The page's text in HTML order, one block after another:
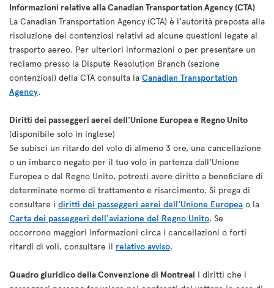
Informazioni relative alla Canadian Transportation Agency (CTA)
La Canadian Transportation Agency (CTA) è l'autorità preposta alla
risoluzione dei contenziosi relativi ad alcune questioni legate al
trasporto aereo. Per ulteriori informazioni o per presentare un
reclamo presso la Dispute Resolution Branch (sezione
contenziosi) della CTA consulta la Canadian Transportation
Agency.
Diritti dei passeggeri aerei dell'Unione Europea e Regno Unito
(disponibile solo in inglese)
Se subisci un ritardo del volo di almeno 3 ore, una cancellazione
o un imbarco negato per il tuo volo in partenza dall'Unione
Europea o dal Regno Unito, potresti avere diritto a beneficiare di
determinate norme di trattamento e risarcimento. Si prega di
consultare i diritti dei passeggeri aerei dell'Unione Europea o la
Carta dei passeggeri dell'aviazione del Regno Unito. Se
occorrono maggiori informazioni circa i cancellazioni o forti
ritardi di voli, consultare il relativo avviso.
Quadro giuridico della Convenzione di Montreal I diritti che i